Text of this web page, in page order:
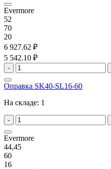
Evermore
52
70
20
6 927.62 ₽
5 542.10 ₽
-
Оправка SK40-SL16-60
На складе: 1
-
Evermore
44,45
60
16